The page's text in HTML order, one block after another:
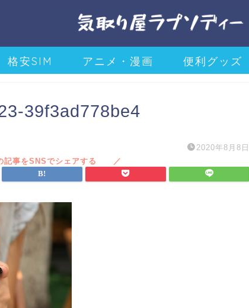
格安SIM アニメ・漫画 便利グッズ
39f3ad778be4
2020年8月8日